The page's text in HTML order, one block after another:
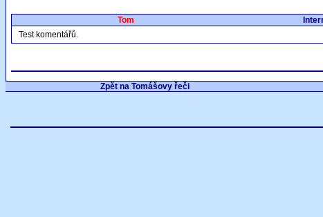
Tom
Test komentářů.
Zpět na Tomášovy řeči